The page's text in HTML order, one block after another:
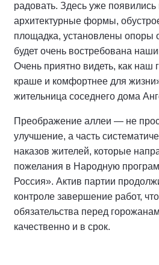
радовать. Здесь уже
архитектурные формы,
площадка, установлены опоры
будет очень востребована
Очень приятно видеть, как наш
краше и комфортнее для
жительница соседнего дома
Преображение аллеи — не
улучшение, а часть
наказов жителей, которые
пожелания в Народную
Россия». Актив партии
контроле завершение работ,
обязательства перед
качественно и в срок.